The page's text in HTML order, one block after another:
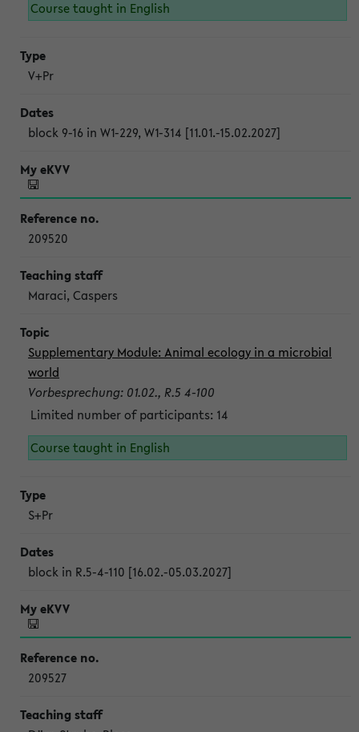
Course taught in English
V+Pr
block 9-16 in W1-229, W1-314 [11.01.-15.02.2027]
209520
Maraci, Caspers
Supplementary Module: Animal ecology in a microbial
world
Vorbesprechung: 01.02., R.5 4-100
Limited number of participants: 14
Course taught in English
S+Pr
block in R.5-4-110 [16.02.-05.03.2027]
209527